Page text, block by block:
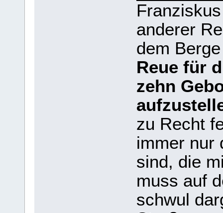
anderer
dem
Reue für
zehn
zu Recht
immer nur
sind, die
muss auf
schwul